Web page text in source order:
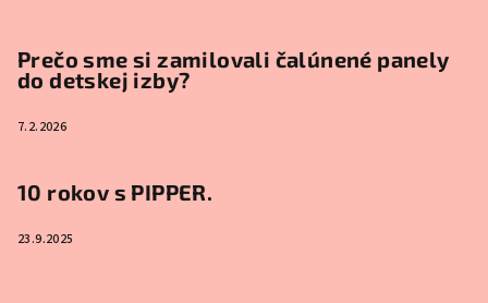
Prečo sme si zamilovali čalúnené panely
do detskej izby?
7.2.2026
10 rokov s PIPPER.
23.9.2025